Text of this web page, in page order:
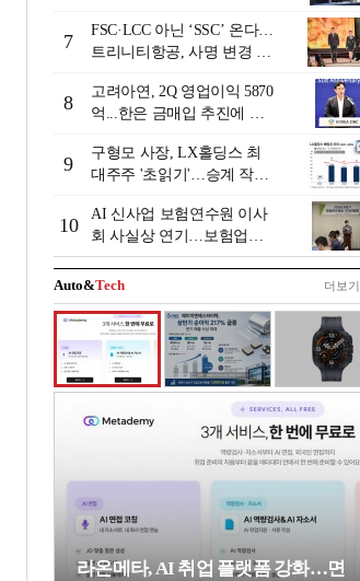
7
FSC·LCC 아닌 ‘SSC’ 온다…
트리니티항공, 사명 변경 넘
8
고려아연, 2Q 영업이익 5870
억...한은 금매입 추진에 주
9
구형모 사장, LX홀딩스 최
대주주 '초읽기'…승계 작업
10
AI 신사업 보험연수원 이사
회 사실상 연기…보험업계
"사업 타당성 검증 부족"
[보험연수원 AI사업 논란]
Auto&Tech 더보기
라온메타, AI 취업 플랫폼 강화…면